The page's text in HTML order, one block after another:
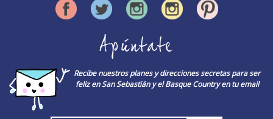
Apúntate
Recibe nuestros planes y direcciones secretas para ser
feliz en San Sebastián y el Basque Country en tu email